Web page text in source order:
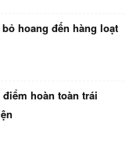
hoang đến hàng loạt
hoàn toàn trái